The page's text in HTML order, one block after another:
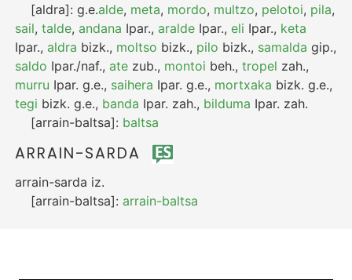
[aldra]:g.e.alde, meta, mordo, multzo, pelotoi, pila,
sail,talde,andana Ipar.,aralde Ipar.,eli Ipar., keta
Ipar.,aldra bizk., moltso bizk., pilo bizk., samalda gip.,
saldo Ipar./naf.,ate zub., montoi beh.,tropel zah.,
murru Ipar. g.e., saihera Ipar. g.e., mortxaka bizk. g.e.,
tegi bizk. g.e., banda Ipar. zah., bilduma Ipar. zah.
[arrain-baltsa]: baltsa
ARRAIN-SARDA
arrain-sarda iz.
[arrain-baltsa]:arrain-baltsa